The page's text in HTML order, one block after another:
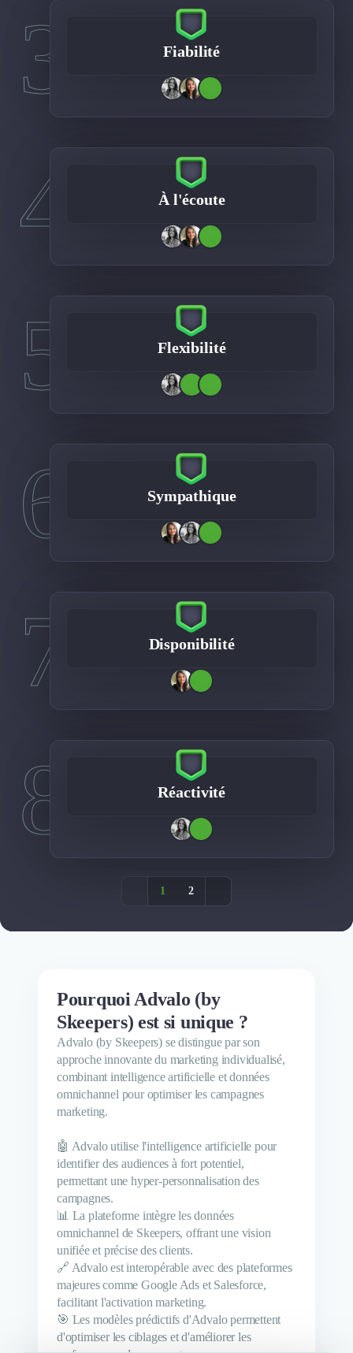
3 Fiabilité
4 À l'écoute
5 Flexibilité
6 Sympathique
7 Disponibilité
8 Réactivité
1 2
Pourquoi Advalo (by
Skeepers) est si unique ?
Advalo (by Skeepers) se distingue par son
approche innovante du marketing individualisé,
combinant intelligence artificielle et données
omnichannel pour optimiser les campagnes
marketing.
🤖 Advalo utilise l'intelligence artificielle pour
identifier des audiences à fort potentiel,
permettant une hyper-personnalisation des
campagnes.
📊 La plateforme intègre les données
omnichannel de Skeepers, offrant une vision
unifiée et précise des clients.
🔗 Advalo est interopérable avec des plateformes
majeures comme Google Ads et Salesforce,
facilitant l'activation marketing.
🎯 Les modèles prédictifs d'Advalo permettent
d'optimiser les ciblages et d'améliorer les